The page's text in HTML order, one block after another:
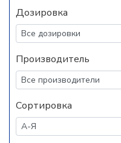
Дозировка
Производитель
Сортировка